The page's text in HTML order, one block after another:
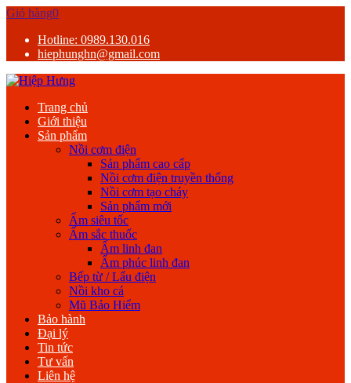
Giỏ hàng0
Hotline: 0989.130.016
hiephunghn@gmail.com
Trang chủ
Giới thiệu
Sản phẩm
Nồi cơm điện
Sản phẩm cao cấp
Nồi cơm điện truyền thống
Nồi cơm tạo cháy
Sản phẩm mới
Ấm siêu tốc
Ấm sắc thuốc
Ấm linh đan
Ấm phúc linh đan
Bếp từ / Lẩu điện
Nồi kho cá
Mũ Bảo Hiểm
Bảo hành
Đại lý
Tin tức
Tư vấn
Liên hệ